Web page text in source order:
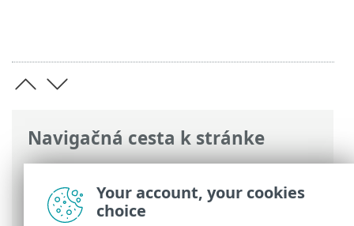
Navigačná cesta k stránke
ESET Online pomocník>ESET PROTECT
On-Prem
>Začíname>ESET PROTECT
Web Console> Import CSV
Your account, your cookies
choice